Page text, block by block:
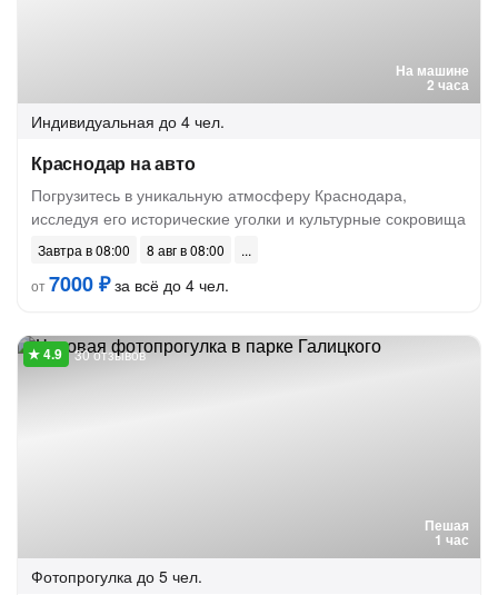
На машине
2 часа
Индивидуальная до 4 чел.
Краснодар на авто
Погрузитесь в уникальную атмосферу Краснодара,
исследуя его исторические уголки и культурные сокровища
Завтра в 08:00
8 авг в 08:00
от7000 ₽за всё до 4 чел.
Пешая
1 час
30 отзывов
Фотопрогулка до 5 чел.